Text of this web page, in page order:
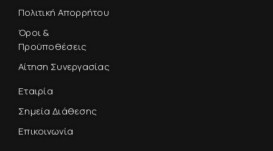
Πολιτική Απορρήτου
Όροι &
Προϋποθέσεις
Αίτηση Συνεργασίας
Εταιρία
Σημεία Διάθεσης
Επικοινωνία